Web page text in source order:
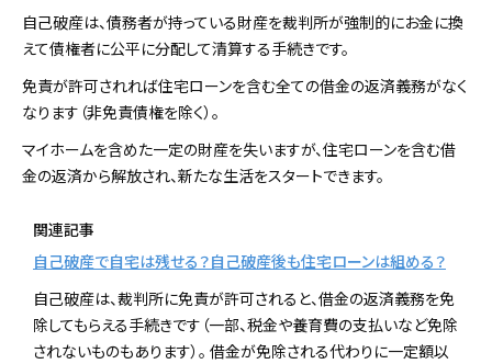
自己破産は、債務者が持っている財産を裁判所が強制的にお金に換
えて債権者に公平に分配して清算する手続きです。
免責が許可されれば住宅ローンを含む全ての借金の返済義務がなく
なります（非免責債権を除く）。
マイホームを含めた一定の財産を失いますが、住宅ローンを含む借
金の返済から解放され、新たな生活をスタートできます。
関連記事
自己破産で自宅は残せる？自己破産後も住宅ローンは組める？
自己破産は、裁判所に免責が許可されると、借金の返済義務を免
除してもらえる手続きです（一部、税金や養育費の支払いなど免除
されないものもあります）。 借金が免除される代わりに一定額以